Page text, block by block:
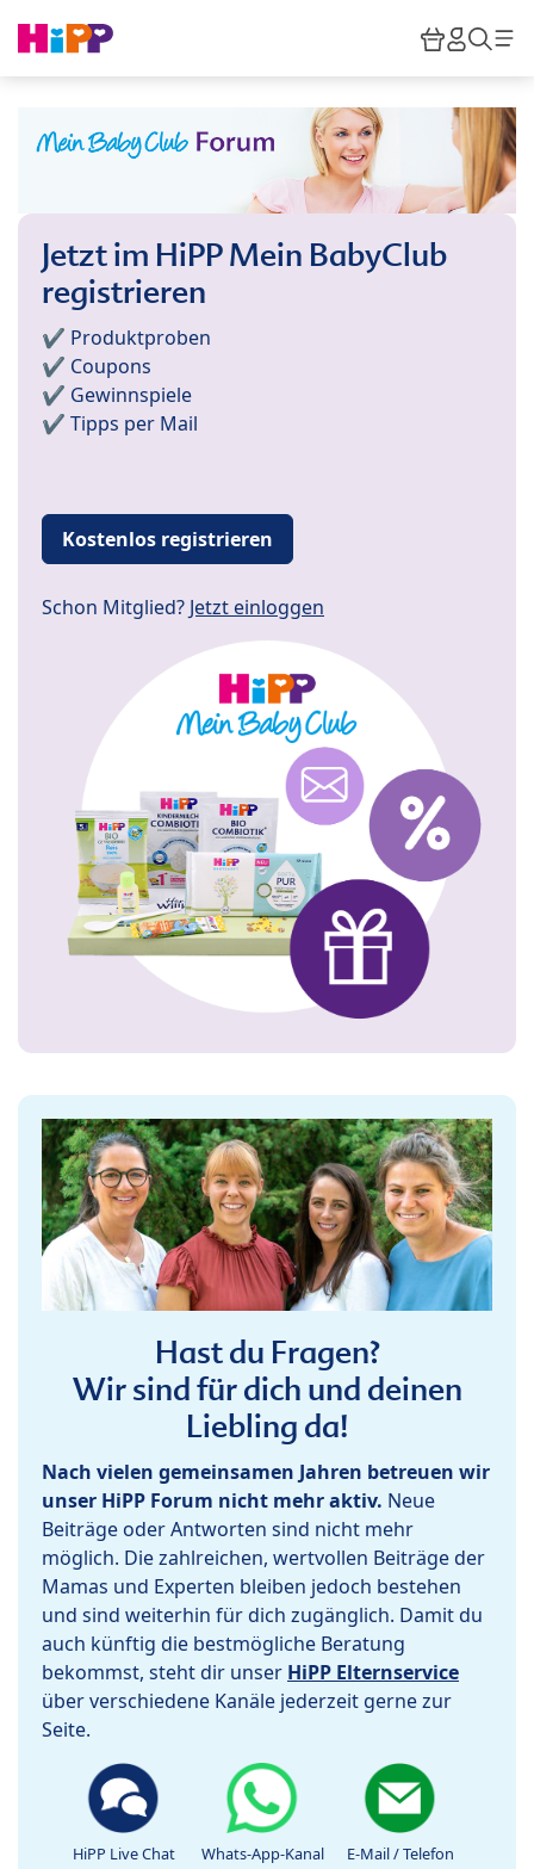
HiPP
Jetzt im HiPP Mein BabyClub
registrieren
✔️ Produktproben
✔️ Coupons
✔️ Gewinnspiele
✔️ Tipps per Mail
Kostenlos registrieren
Schon Mitglied? Jetzt einloggen
Hast du Fragen?
Wir sind für dich und deinen
Liebling da!
Nach vielen gemeinsamen Jahren betreuen wir
unser HiPP Forum nicht mehr aktiv. Neue
Beiträge oder Antworten sind nicht mehr
möglich. Die zahlreichen, wertvollen Beiträge der
Mamas und Experten bleiben jedoch bestehen
und sind weiterhin für dich zugänglich. Damit du
auch künftig die bestmögliche Beratung
bekommst, steht dir unser HiPP Elternservice
über verschiedene Kanäle jederzeit gerne zur
Seite.
HiPP Live Chat Whats-App-Kanal E-Mail / Telefon